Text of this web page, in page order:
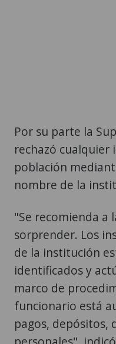
Por su parte la
rechazó cualquier
población
nombre de la
"Se recomienda a
sorprender. Los
de la institución
identificados y
marco de
funcionario está
pagos, depósitos,